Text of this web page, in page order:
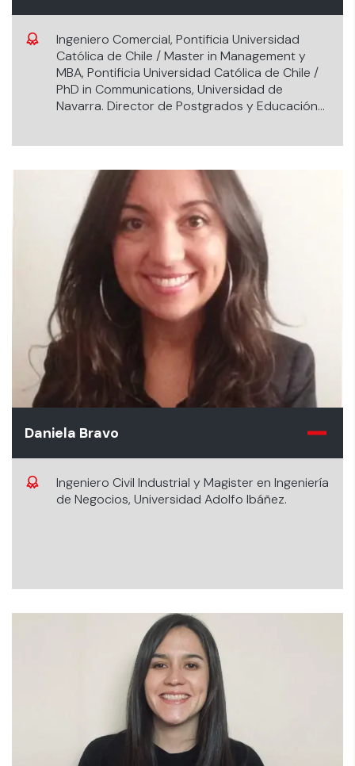
Ingeniero Comercial, Pontificia Universidad
Católica de Chile / Master in Management y
MBA, Pontificia Universidad Católica de Chile /
PhD in Communications, Universidad de
Navarra. Director de Postgrados y Educación
Daniela Bravo
Ingeniero Civil Industrial y Magister en Ingeniería
de Negocios, Universidad Adolfo Ibáñez.